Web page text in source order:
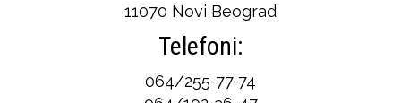
11070 Novi Beograd
Telefoni:
064/255-77-74